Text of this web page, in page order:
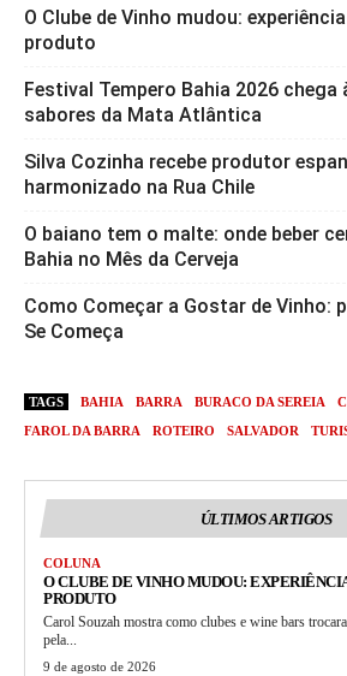
O Clube de Vinho mudou:
produto
Festival Tempero Bahia 2026 chega
sabores da Mata Atlântica
Silva Cozinha recebe produtor
harmonizado na Rua Chile
O baiano tem o malte: onde beber
Bahia no Mês da Cerveja
Como Começar a Gostar de Vinho:
Se Começa
TAGS BAHIA BARRA BURACO DA SEREIA
FAROL DA BARRA
ROTEIRO SALVADOR
ÚLTIMOS ARTIGOS
COLUNA
O CLUBE DE VINHO MUDOU:
PRODUTO
Carol Souzah mostra como clubes e wine bars
pela...
9 de agosto de 2026